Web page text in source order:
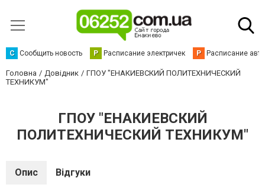
С Сообщить новость Р Расписание электричек Р Расписание
Головна Довідник
ГПОУ "ЕНАКИЕВСКИЙ ПОЛИТЕХНИЧЕСКИЙ
ТЕХНИКУМ"
ГПОУ "ЕНАКИЕВСКИЙ
ПОЛИТЕХНИЧЕСКИЙ ТЕХНИКУМ"
Опис Відгуки